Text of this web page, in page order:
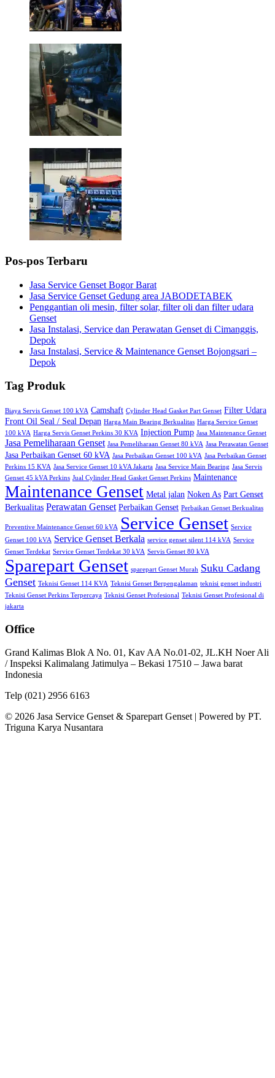
Pos-pos Terbaru
Jasa Service Genset Bogor Barat
Jasa Service Genset Gedung area JABODETABEK
Penggantian oli mesin, filter solar, filter oli dan filter udara
Genset
Jasa Instalasi, Service dan Perawatan Genset di Cimanggis,
Depok
Jasa Instalasi, Service & Maintenance Genset Bojongsari –
Depok
Tag Produk
Biaya Servis Genset 100 kVA Camshaft Cylinder Head Gasket Part Genset Filter Udara
Front Oil Seal / Seal Depan Harga Main Bearing Berkualitas Harga Service Genset
100 kVA Harga Servis Genset Perkins 30 KVA Injection Pump Jasa Maintenance Genset
Jasa Pemeliharaan Genset Jasa Pemeliharaan Genset 80 kVA Jasa Perawatan Genset
Jasa Perbaikan Genset 60 kVA Jasa Perbaikan Genset 100 kVA Jasa Perbaikan Genset
Perkins 15 KVA Jasa Service Genset 10 kVA Jakarta Jasa Service Main Bearing Jasa Servis
Genset 45 kVA Perkins Jual Cylinder Head Gasket Genset Perkins Maintenance
Maintenance Genset Metal jalan Noken As Part Genset
Berkualitas Perawatan Genset Perbaikan Genset Perbaikan Genset Berkualitas
Preventive Maintenance Genset 60 kVA Service Genset Service
Genset 100 kVA Service Genset Berkala service genset silent 114 kVA Service
Genset Terdekat Service Genset Terdekat 30 kVA Servis Genset 80 kVA
Sparepart Genset sparepart Genset Murah Suku Cadang
Genset Teknisi Genset 114 KVA Teknisi Genset Berpengalaman teknisi genset industri
Teknisi Genset Perkins Terpercaya Teknisi Genset Profesional Teknisi Genset Profesional di
jakarta
Office
Grand Kalimas Blok A No. 01, Kav AA No.01-02, JL.KH Noer Ali
/ Inspeksi Kalimalang Jatimulya – Bekasi 17510 – Jawa barat
Indonesia
Telp (021) 2956 6163
© 2026 Jasa Service Genset & Sparepart Genset | Powered by PT.
Triguna Karya Nusantara